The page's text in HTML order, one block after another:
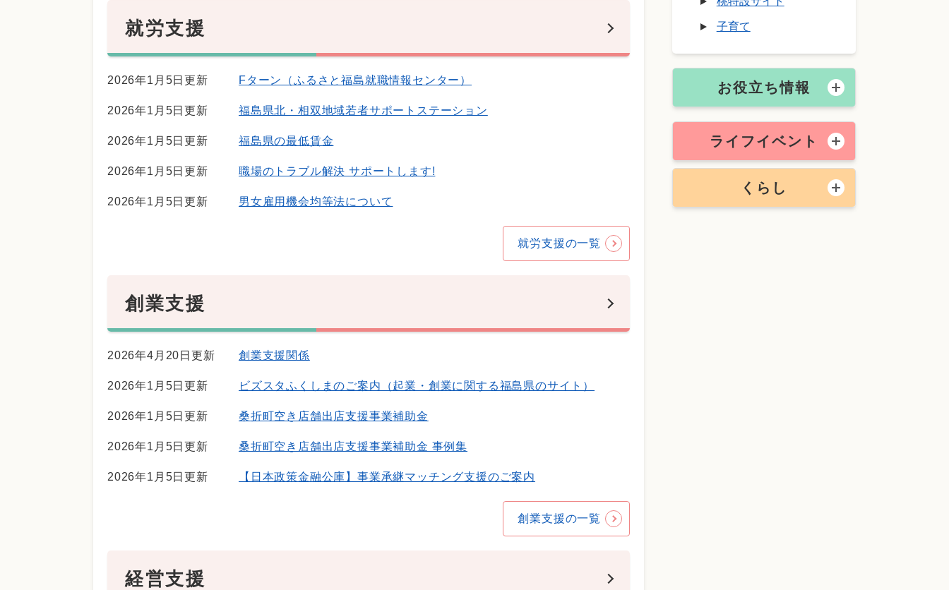
就労支援
2026年1月5日更新 Fターン（ふるさと福島就職情報センター）
2026年1月5日更新 福島県北・相双地域若者サポートステーション
2026年1月5日更新 福島県の最低賃金
2026年1月5日更新 職場のトラブル解決 サポートします!
2026年1月5日更新 男女雇用機会均等法について
就労支援の一覧
創業支援
2026年4月20日更新 創業支援関係
2026年1月5日更新 ビズスタふくしまのご案内（起業・創業に関する福島県のサイト）
2026年1月5日更新 桑折町空き店舗出店支援事業補助金
2026年1月5日更新 桑折町空き店舗出店支援事業補助金 事例集
2026年1月5日更新 【日本政策金融公庫】事業承継マッチング支援のご案内
創業支援の一覧
経営支援
子育て
お役立ち情報
ライフイベント
くらし